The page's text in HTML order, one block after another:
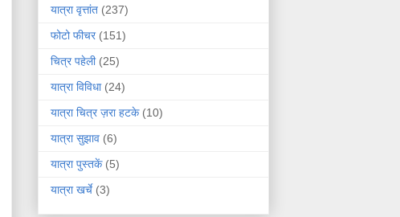
यात्रा वृत्तांत (237)
फोटो फीचर (151)
चित्र पहेली (25)
यात्रा विविधा (24)
यात्रा चित्र ज़रा हटके (10)
यात्रा सुझाव (6)
यात्रा पुस्तकें (5)
यात्रा खर्चे (3)